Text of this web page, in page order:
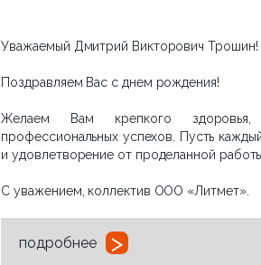
Уважаемый Дмитрий Викторович Трошин!
Поздравляем Вас с днем рождения!
Желаем Вам крепкого здоровья,
профессиональных успехов. Пусть
и удовлетворение от проделанной
С уважением, коллектив ООО «Литмет».
подробнее >